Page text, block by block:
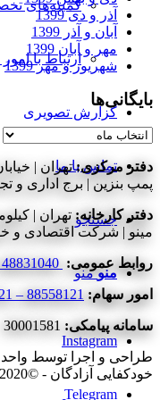
کمیته‌های
ارتباط با
گزارش تصویری
تماس با ما
جستجو
منو منو
Instagram
Telegram
آذر و دی 1399
آبان و آذر 1399
مهر و آبان 1399
شهریور و مهر 1399
بایگانی‌ها
بایگانی‌ها
دفتر مرکزی:تهران |
پمپ بنزین | برج اداری و
دفتر کارخانه:
مینو | شرکت اقتصادی و
روابط عمومی:
امور سهام: 88558121 – 021
سامانه پیامکی:
طراحی و اجرا توسط
خودکفایی آزادگان - ©2020 کلیه حقوق محفوظ می‌باشد